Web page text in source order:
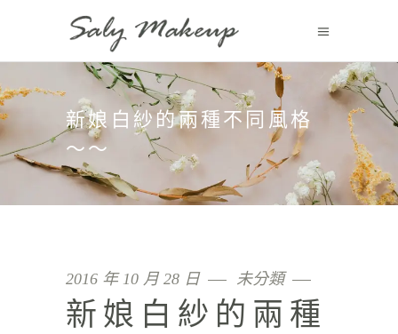
新娘白紗的兩種不同風格
～～
2016 年 10 月 28 日 未分類
新娘白紗的兩種